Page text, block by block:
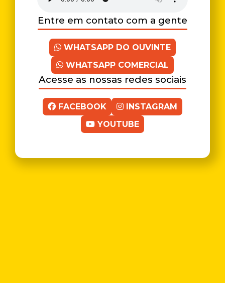
Entre em contato com a gente
WHATSAPP DO OUVINTE
WHATSAPP COMERCIAL
Acesse as nossas redes sociais
FACEBOOK
INSTAGRAM
YOUTUBE